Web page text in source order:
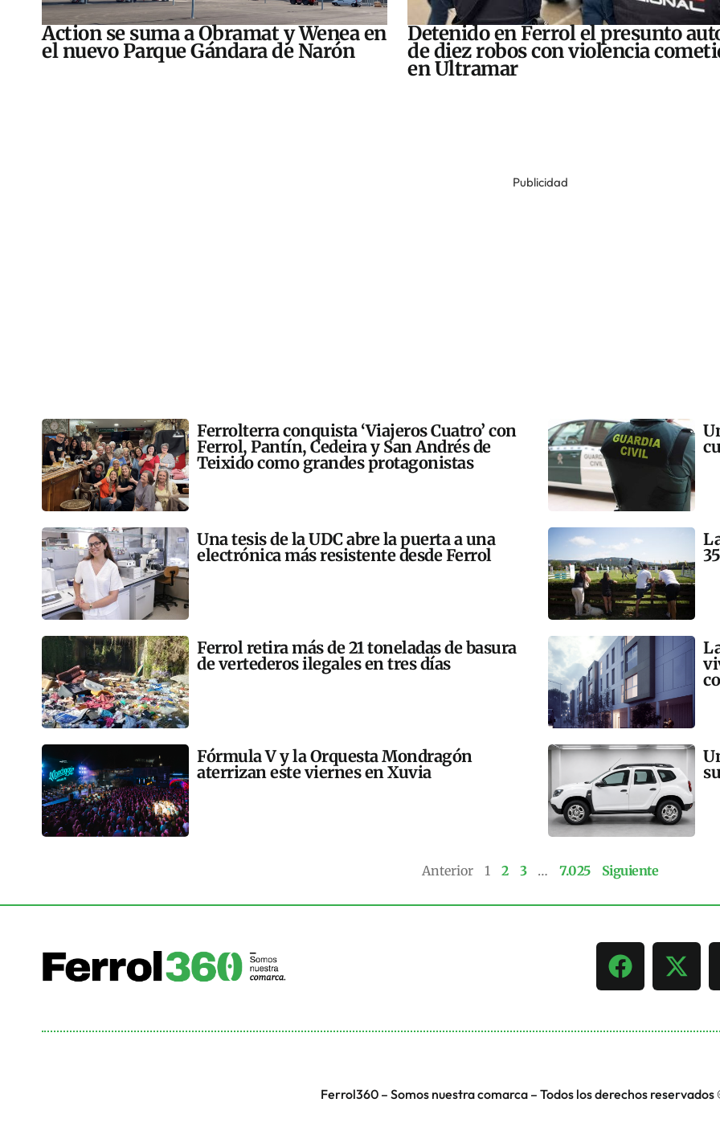
Action se suma a Obramat y Wenea en
el nuevo Parque Gándara de Narón
Detenido en Ferrol el presunto
de diez robos con violencia
en Ultramar
Publicidad
Ferrolterra conquista ‘Viajeros Cuatro’ con
Ferrol, Pantín, Cedeira y San Andrés de
Teixido como grandes protagonistas
Una tesis de la UDC abre la puerta a una
electrónica más resistente desde Ferrol
Ferrol retira más de 21 toneladas de basura
de vertederos ilegales en tres días
Fórmula V y la Orquesta Mondragón
aterrizan este viernes en Xuvia
Anterior 1 2 3 … 7.025 Siguiente
Ferrol360 – Somos nuestra comarca – Todos los derechos